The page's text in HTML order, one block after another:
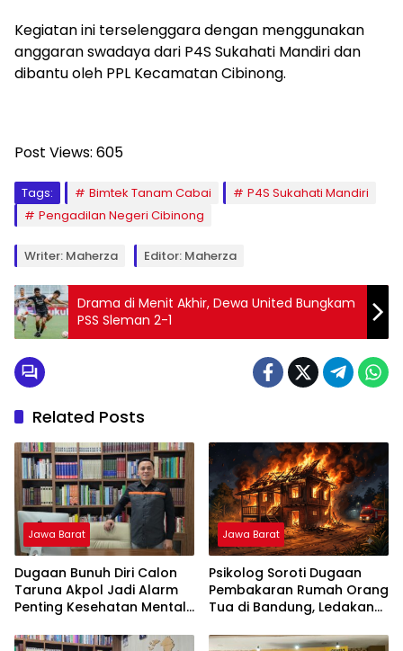
Kegiatan ini terselenggara dengan menggunakan
anggaran swadaya dari P4S Sukahati Mandiri dan
dibantu oleh PPL Kecamatan Cibinong.
Post Views: 605
Tags: Bimtek Tanam Cabai
P4S Sukahati Mandiri
Pengadilan Negeri Cibinong
Writer: Maherza Editor: Maherza
Drama di Menit Akhir, Dewa United Bungkam
PSS Sleman 2-1
Related Posts
Jawa Barat
Dugaan Bunuh Diri Calon
Taruna Akpol Jadi Alarm
Penting Kesehatan Mental
Berbasis Disiplin
Jawa Barat
Psikolog Soroti Dugaan
Pembakaran Rumah Orang
Tua di Bandung, Ledakan